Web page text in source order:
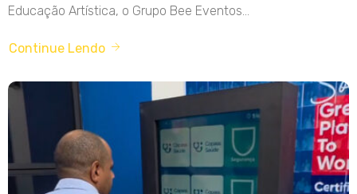
Educação Artística, o Grupo Bee Eventos...
Continue Lendo